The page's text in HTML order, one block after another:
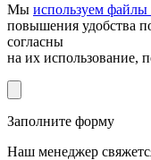
Мы используем файлы
повышения удобства
согласны
на их использование,
Заполните форму
Наш менеджер